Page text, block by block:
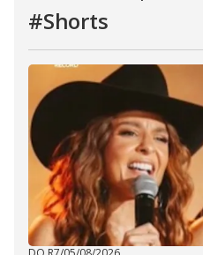
#Shorts